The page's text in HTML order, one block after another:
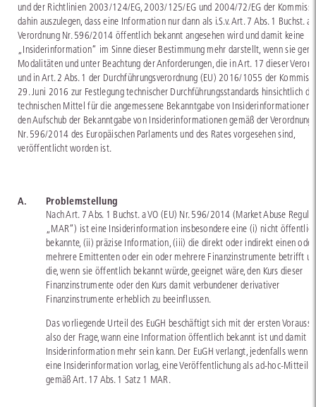
und der Richtlinien 2003/124/EG, 2003/125/EG und 2004/72/EG der
dahin auszulegen, dass eine Information nur dann als i.S.v. Art. 7 Abs. 1 Buchst. a
Verordnung Nr. 596/2014 öffentlich bekannt angesehen wird und damit keine
„Insiderinformation“ im Sinne dieser Bestimmung mehr darstellt, wenn sie
Modalitäten und unter Beachtung der Anforderungen, die in Art. 17 dieser
und in Art. 2 Abs. 1 der Durchführungsverordnung (EU) 2016/1055 der
29. Juni 2016 zur Festlegung technischer Durchführungsstandards hinsichtlich
technischen Mittel für die angemessene Bekanntgabe von Insiderinformationen
den Aufschub der Bekanntgabe von Insiderinformationen gemäß der Verordnung
Nr. 596/2014 des Europäischen Parlaments und des Rates vorgesehen sind,
veröffentlicht worden ist.
A. Problemstellung
Nach Art. 7 Abs. 1 Buchst. a VO (EU) Nr. 596/2014 (Market Abuse
„MAR“) ist eine Insiderinformation insbesondere eine (i) nicht öffentlich
bekannte, (ii) präzise Information, (iii) die direkt oder indirekt einen oder
mehrere Emittenten oder ein oder mehrere Finanzinstrumente betrifft
die, wenn sie öffentlich bekannt würde, geeignet wäre, den Kurs dieser
Finanzinstrumente oder den Kurs damit verbundener derivativer
Finanzinstrumente erheblich zu beeinflussen.
Das vorliegende Urteil des EuGH beschäftigt sich mit der ersten
also der Frage, wann eine Information öffentlich bekannt ist und damit
Insiderinformation mehr sein kann. Der EuGH verlangt, jedenfalls wenn
eine Insiderinformation vorlag, eine Veröffentlichung als ad-hoc-
gemäß Art. 17 Abs. 1 Satz 1 MAR.